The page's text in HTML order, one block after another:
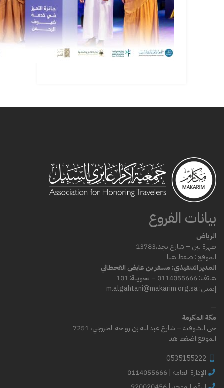
بيانات الفروع
الرياض
ظهرة لبن – شارع نجد،13783
الموقع :اضغط هنا
المدير التنفيذي: مسفر بن عايض القحطاني
هاتف: 0114055666 – تحويلة: 101
إيميل: m.algahtani@makarim.org.sa
—
مكة المكرمة
حي الشوقية – شارع عبدالله بن رواحه الخزرجي، 7251
الموقع:اضغط هنا
0535155222